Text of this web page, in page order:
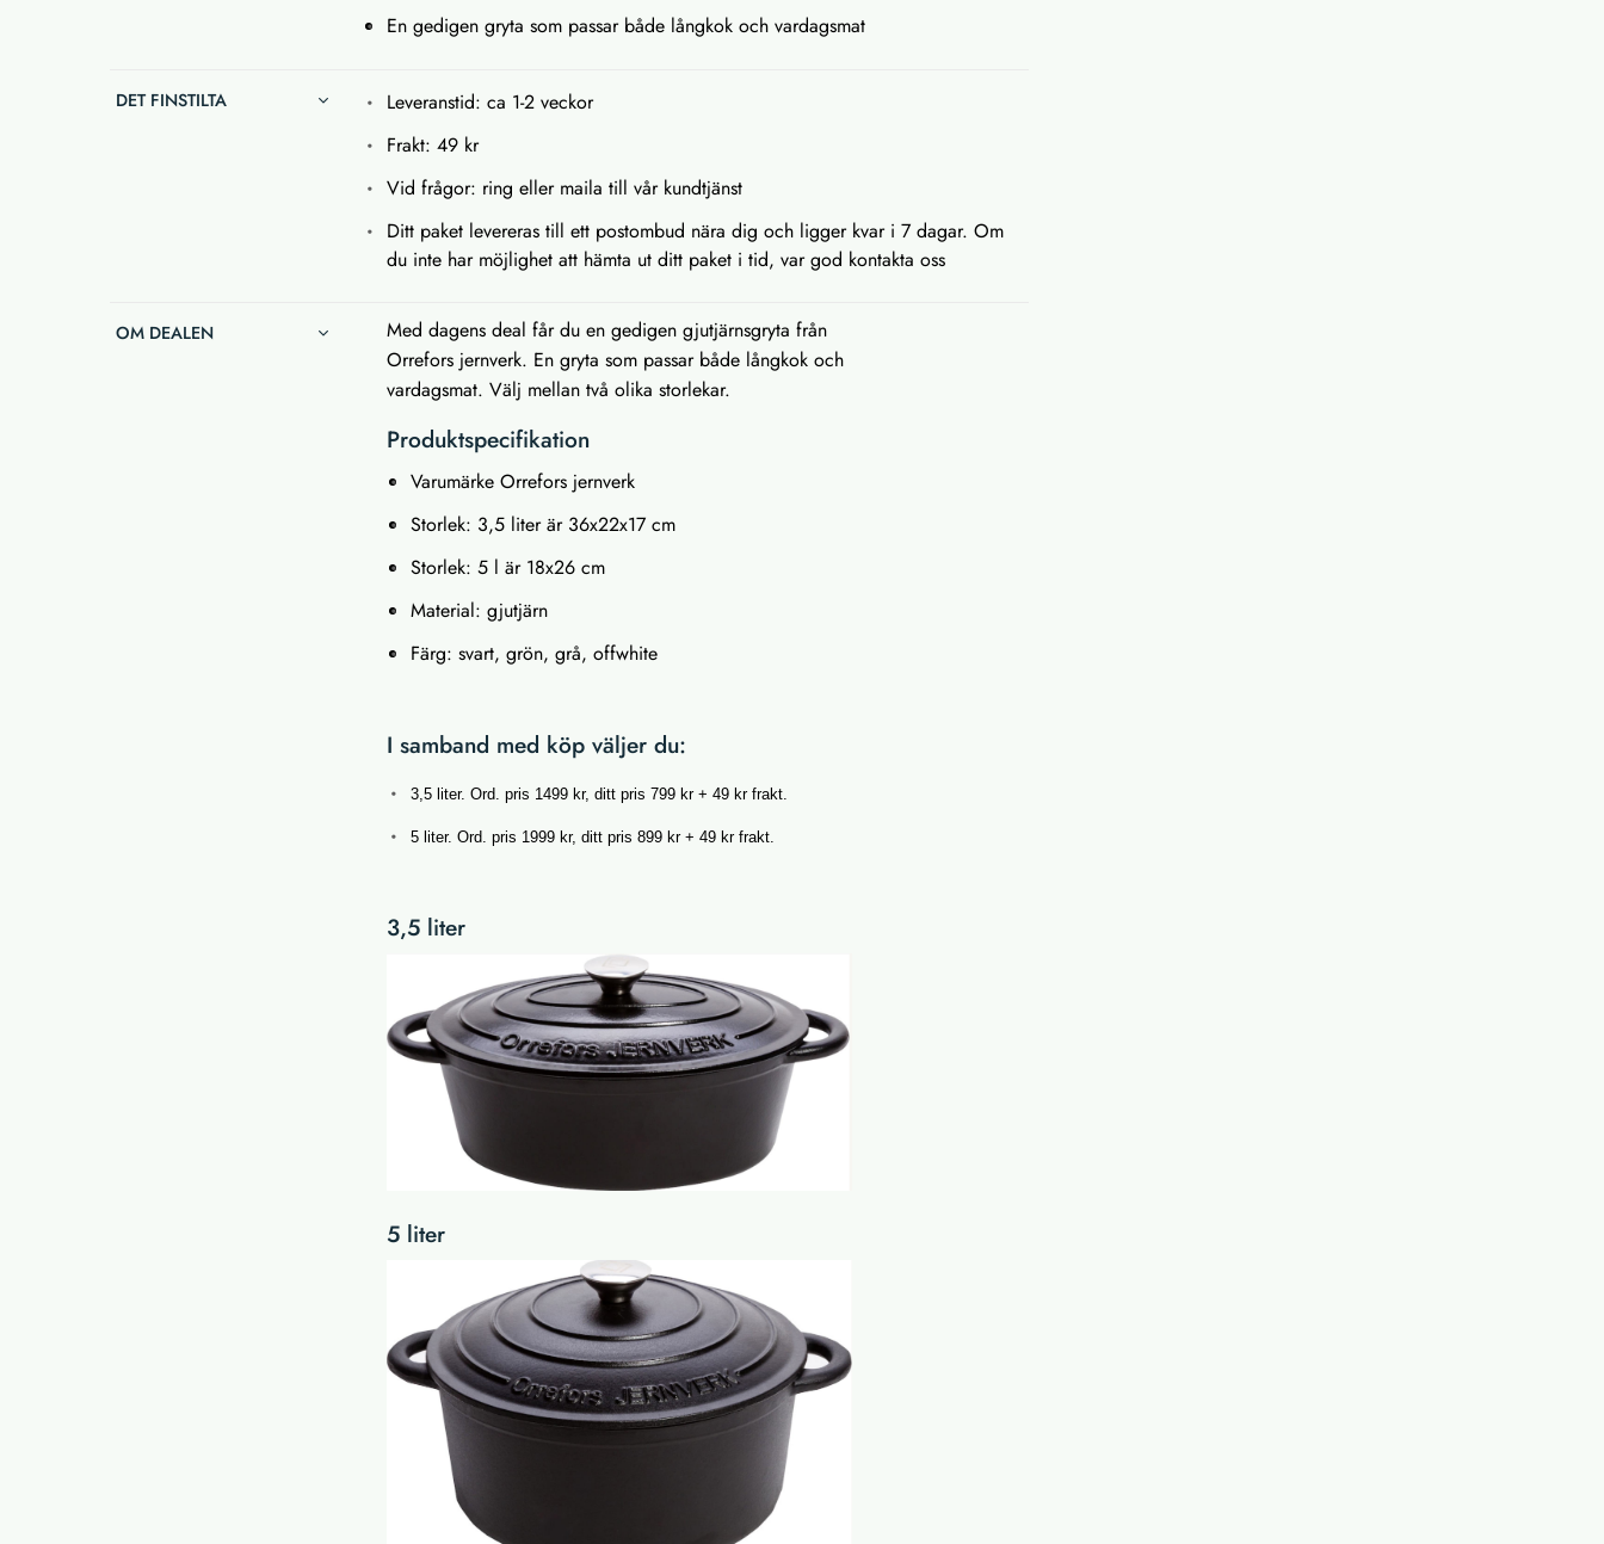
En gedigen gryta som passar både långkok och vardagsmat
DET FINSTILTA
Leveranstid: ca 1-2 veckor
Frakt: 49 kr
Vid frågor: ring eller maila till vår kundtjänst
Ditt paket levereras till ett postombud nära dig och ligger kvar i 7 dagar. Om
du inte har möjlighet att hämta ut ditt paket i tid, var god kontakta oss
OM DEALEN
Med dagens deal får du en gedigen gjutjärnsgryta från
Orrefors jernverk. En gryta som passar både långkok och
vardagsmat. Välj mellan två olika storlekar.
Produktspecifikation
Varumärke Orrefors jernverk
Storlek: 3,5 liter är 36x22x17 cm
Storlek: 5 l är 18x26 cm
Material: gjutjärn
Färg: svart, grön, grå, offwhite
I samband med köp väljer du:
3,5 liter. Ord. pris 1499 kr, ditt pris 799 kr + 49 kr frakt.
5 liter. Ord. pris 1999 kr, ditt pris 899 kr + 49 kr frakt.
3,5 liter
5 liter